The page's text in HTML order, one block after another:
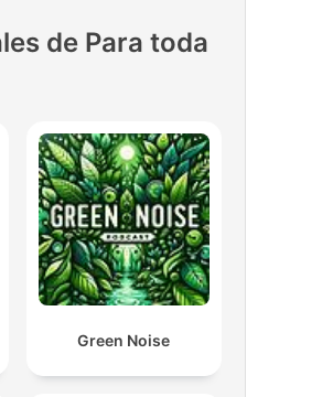
de Para toda
Green Noise